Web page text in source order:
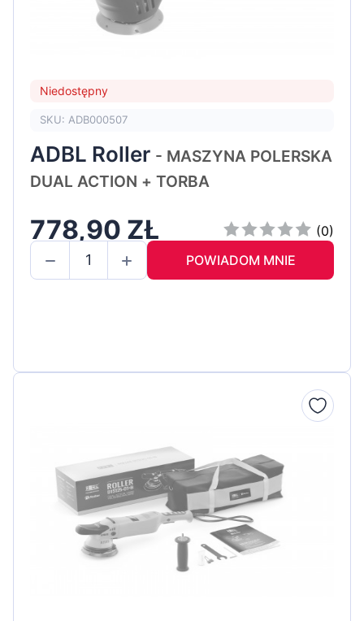
Niedostępny
SKU: ADB000507
ADBL Roller - MASZYNA POLERSKA
DUAL ACTION + TORBA
778,90 ZŁ
(0)
POWIADOM MNIE